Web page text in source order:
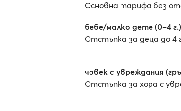
Основна тарифа без
бебе/малко дете (0–4 г.)
Отстъпка за деца до 4
човек с увреждания
Отстъпка за хора с